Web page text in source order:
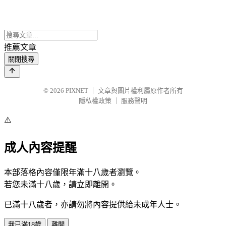
推薦文章
關閉搜尋
© 2026 PIXNET
文章與圖片權利屬原作者所有
隱私權政策
服務聲明
⚠️
成人內容提醒
本部落格內容僅限年滿十八歲者瀏覽。
若您未滿十八歲，請立即離開。
已滿十八歲者，亦請勿將內容提供給未成年人士。
我已滿18歲 離開